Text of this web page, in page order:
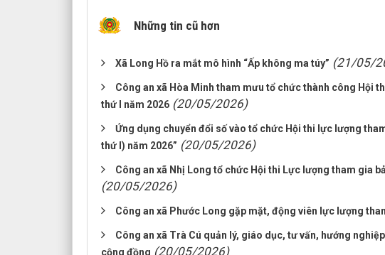
Những tin cũ hơn
Xã Long Hồ ra mắt mô hình “Ấp không ma túy” (21/05/
Công an xã Hòa Minh tham mưu tổ chức thành công Hội
thứ I năm 2026 (20/05/2026)
Ứng dụng chuyển đổi số vào tổ chức Hội thi lực lượng
thứ I) năm 2026” (20/05/2026)
Công an xã Nhị Long tổ chức Hội thi Lực lượng tham gia
(20/05/2026)
Công an xã Phước Long gặp mặt, động viên lực lượng
Công an xã Trà Cú quản lý, giáo dục, tư vấn, hướng
cộng đồng (20/05/2026)